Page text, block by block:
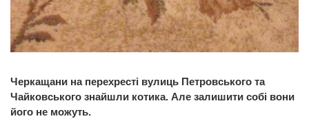
Черкащани на перехресті вулиць Петровського та
Чайковського знайшли котика. Але залишити собі вони
його не можуть.